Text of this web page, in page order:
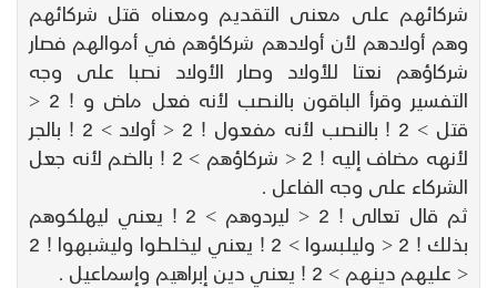
شركائهم على معنى التقديم ومعناه قتل شركائهم
وهم أولادهم لأن أولادهم شركاؤهم في أموالهم فصار
شركاؤهم نعتا للأولاد وصار الأولاد نصبا على وجه
التفسير وقرأ الباقون بالنصب لأنه فعل ماض و ! 2 <
قتل > 2 ! بالنصب لأنه مفعول ! 2 < أولاد > 2 ! بالجر
لأنهه مضاف إليه ! 2 < شركاؤهم > 2 ! بالضم لأنه جعل
الشركاء على وجه الفاعل .
ثم قال تعالى ! 2 < ليردوهم > 2 ! يعني ليهلكوهم
بذلك ! 2 < وليلبسوا > 2 ! يعني ليخلطوا وليشبهوا ! 2
< عليهم دينهم > 2 ! يعني دين إبراهيم وإسماعيل .